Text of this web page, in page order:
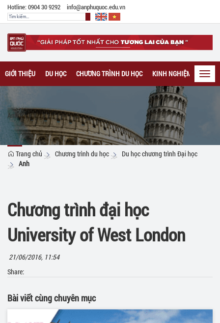
Hotline: 0904 30 9292 info@anphuquoc.edu.vn
GIỚI THIỆU DU HỌC CHƯƠNG TRÌNH DU HỌC KINH NGHIỆM DU HỌC
Anh
Trang chủ Chương trình du học
Du học chương trình Đại học
Anh
Chương trình đại học
University of West London
21/06/2016, 11:54
Share:
Bài viết cùng chuyên mục